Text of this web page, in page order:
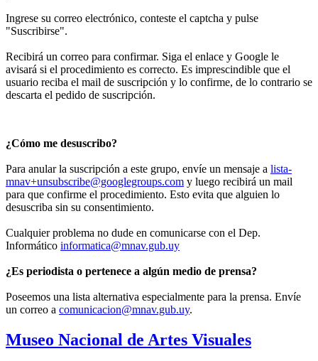
Ingrese su correo electrónico, conteste el captcha y pulse
"Suscribirse".
Recibirá un correo para confirmar. Siga el enlace y Google le
avisará si el procedimiento es correcto. Es imprescindible que el
usuario reciba el mail de suscripción y lo confirme, de lo contrario se
descarta el pedido de suscripción.
¿Cómo me desuscribo?
Para anular la suscripción a este grupo, envíe un mensaje a lista-
mnav+unsubscribe@googlegroups.com y luego recibirá un mail
para que confirme el procedimiento. Esto evita que alguien lo
desuscriba sin su consentimiento.
Cualquier problema no dude en comunicarse con el Dep.
Informático informatica@mnav.gub.uy
¿Es periodista o pertenece a algún medio de prensa?
Poseemos una lista alternativa especialmente para la prensa. Envíe
un correo a comunicacion@mnav.gub.uy.
Museo Nacional de Artes Visuales